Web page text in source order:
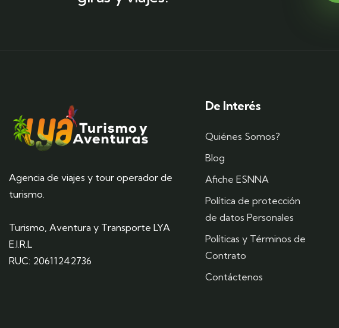
Agencia de viajes y tour operador de
turismo.
Turismo, Aventura y Transporte LYA
E.I.R.L
RUC: 20611242736
De Interés
Quiénes Somos?
Blog
Afiche ESNNA
Política de protección
de datos Personales
Políticas y Términos de
Contrato
Contáctenos